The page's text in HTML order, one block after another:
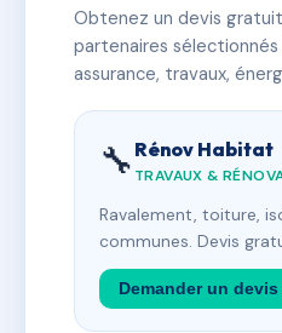
Obtenez un devis
partenaires
assurance, travaux,
🔧 Rénov Habitat
TRAVAUX &
Ravalement, toiture,
communes. Devis
Demander un